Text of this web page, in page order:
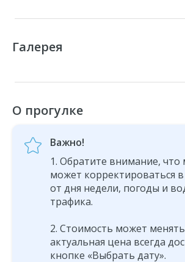
О прогулке
Важно!
Обратите внимание, что
может корректироваться
от дня недели, погоды и
трафика.
Стоимость может
актуальная цена всегда
кнопке «Выбрать дату».
Галерея